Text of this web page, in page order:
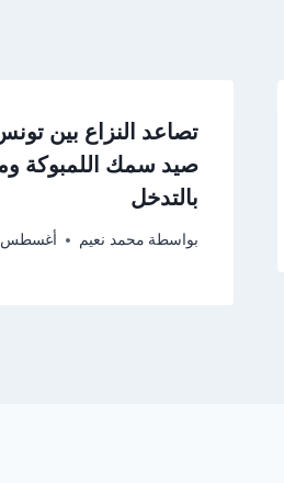
تصاعد النزاع بين
صيد سمك اللمبوكة
بالتدخل
بواسطة محمد نعيم أغسطس 20, 2025